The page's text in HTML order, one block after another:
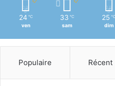
24 ℃
ven
33 ℃
sam
25 ℃
dim
Populaire Récent